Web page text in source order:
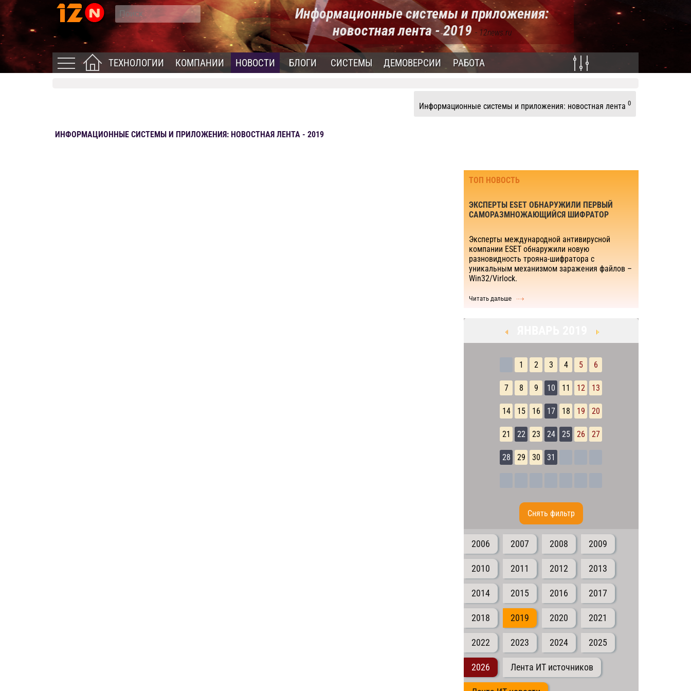
Информационные системы и приложения:
новостная лента - 2019 - 12news.ru
ТЕХНОЛОГИИ КОМПАНИИ НОВОСТИ БЛОГИ СИСТЕМЫ ДЕМОВЕРСИИ РАБОТА
Информационные системы и приложения: новостная лента 0
ИНФОРМАЦИОННЫЕ СИСТЕМЫ И ПРИЛОЖЕНИЯ: НОВОСТНАЯ ЛЕНТА - 2019
ТОП НОВОСТЬ
ЭКСПЕРТЫ ESET ОБНАРУЖИЛИ ПЕРВЫЙ
САМОРАЗМНОЖАЮЩИЙСЯ ШИФРАТОР
Эксперты международной антивирусной
компании ESET обнаружили новую
разновидность трояна-шифратора с
уникальным механизмом заражения файлов –
Win32/Virlock.
Читать дальше
ЯНВАРЬ 2019
1 2 3 4 5 6
7 8 9 10 11 12 13
14 15 16 17 18 19 20
21 22 23 24 25 26 27
28 29 30 31
Cнять фильтр
2006 2007 2008 2009
2010 2011 2012 2013
2014 2015 2016 2017
2018 2019 2020 2021
2022 2023 2024 2025
2026 Лента ИТ источников